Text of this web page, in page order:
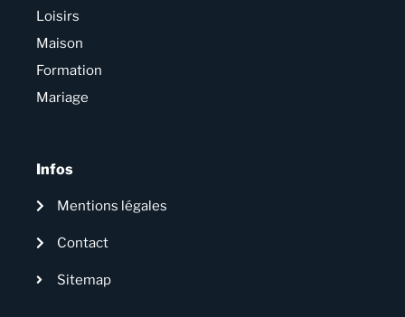
Loisirs
Maison
Formation
Mariage
Infos
Mentions légales
Contact
Sitemap